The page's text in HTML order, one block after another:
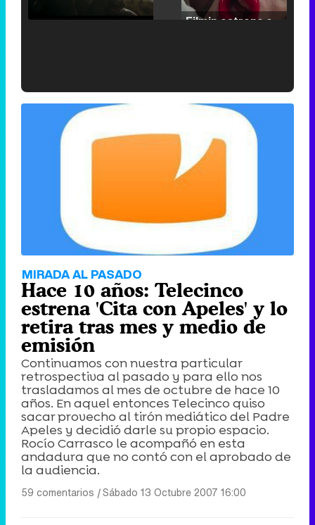
Unmute /
'120 Minutos' celebra sus 2.000 programas en Telemadrid con un vídeo del día a día en la redacción
Canción ganadora de Eurovisión 2026: DARA con "Bangaranga" por Bulgaria
MIRADA AL PASADO
Hace 10 años: Telecinco
estrena 'Cita con Apeles' y lo
retira tras mes y medio de
emisión
Continuamos con nuestra particular
retrospectiva al pasado y para ello nos
trasladamos al mes de octubre de hace 10
años. En aquel entonces Telecinco quiso
sacar provecho al tirón mediático del Padre
Apeles y decidió darle su propio espacio.
Rocío Carrasco le acompañó en esta
andadura que no contó con el aprobado de
la audiencia.
59 comentarios |Sábado 13 Octubre 2007 16:00